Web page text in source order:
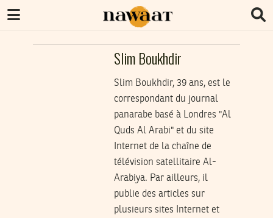
Slim Boukhdir
Slim Boukhdir, 39 ans, est le
correspondant du journal
panarabe basé à Londres "Al
Quds Al Arabi" et du site
Internet de la chaîne de
télévision satellitaire Al-
Arabiya. Par ailleurs, il
publie des articles sur
plusieurs sites Internet et